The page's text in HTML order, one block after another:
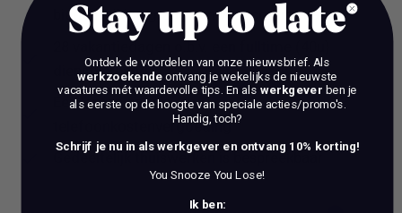
bieden wij jou graag een vast contract aan
28 vakantiedagen o.b.v. een fulltime (40u)
dienstverband
Een laptop en reis- en
telefoonkostenvergoeding
Gedeeltelijk thuiswerken is bespreekbaar
Stay up to date
Ontdek de voordelen van onze nieuwsbrief. Als
werkzoekendeontvang je wekelijks de nieuwste
vacatures mét waardevolle tips. En als werkgever ben je
als eerste op de hoogte van speciale acties/promo's.
Handig, toch?
Schrijf je nu in als werkgever en ontvang 10% korting!
You Snooze You Lose!
Ik ben: